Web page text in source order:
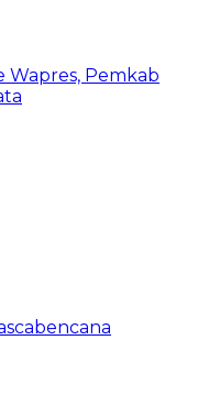
Wapres, Pemkab